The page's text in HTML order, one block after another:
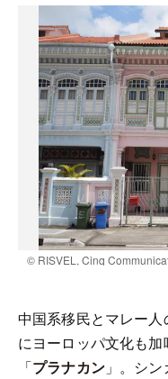
© RISVEL, Cinq
中国系移民とマレー
にヨーロッパ文化も
「プラナカン」。シン